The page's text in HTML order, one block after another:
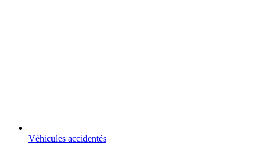
Véhicules accidentés